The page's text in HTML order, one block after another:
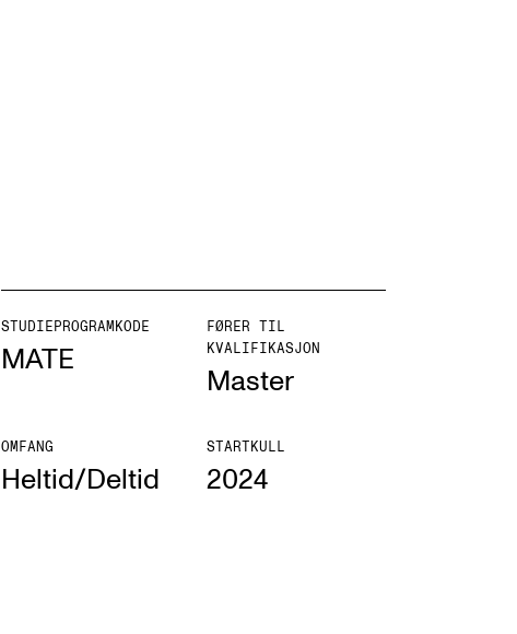
KONTAKTER
Studentutvalet SUT
Biblioteket
STUDIEPROGRAMKODE
MATE
FØRER TIL
KVALIFIKASJON
Master
OMFANG
Heltid/Deltid
STARTKULL
2024